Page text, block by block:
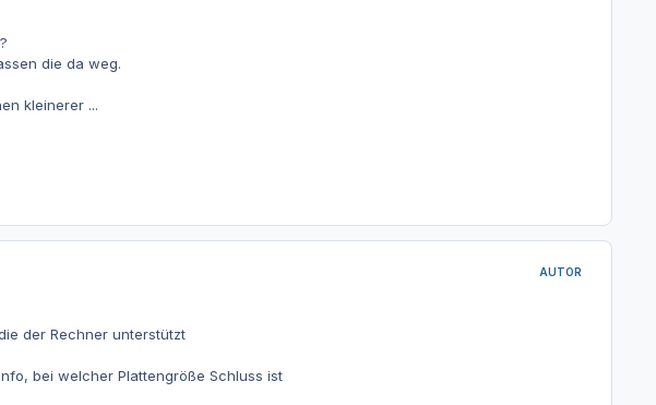
die da weg.
kleinerer ...
AUTOR
der Rechner unterstützt
bei welcher Plattengröße Schluss ist